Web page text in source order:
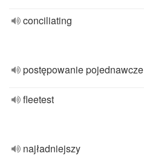
conciliating
postępowanie pojednawcze
fleetest
najładniejszy